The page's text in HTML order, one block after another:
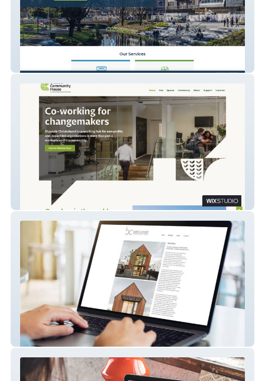
Applied Energy
Christchurch Community House
Barry Connor Architectural Design